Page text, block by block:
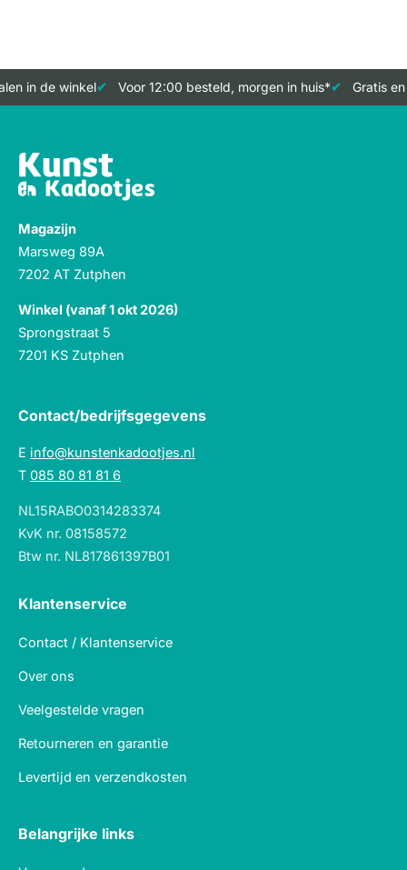
in de winkel Voor 12:00 besteld, morgen in huis* Gratis
Magazijn
Marsweg 89A
7202 AT Zutphen
Winkel (vanaf 1 okt 2026)
Sprongstraat 5
7201 KS Zutphen
Contact/bedrijfsgegevens
E info@kunstenkadootjes.nl
T 085 80 81 81 6
NL15RABO0314283374
KvK nr. 08158572
Btw nr. NL817861397B01
Klantenservice
Contact / Klantenservice
Over ons
Veelgestelde vragen
Retourneren en garantie
Levertijd en verzendkosten
Belangrijke links